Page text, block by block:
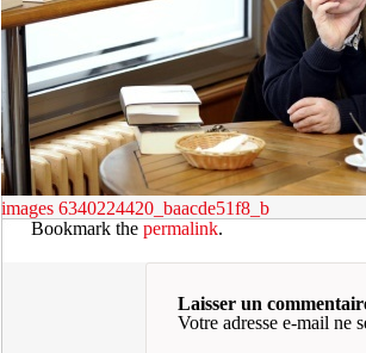
images 6340224420_baacde51f8_b
Bookmark the permalink.
Laisser un
Votre adresse e-mail ne